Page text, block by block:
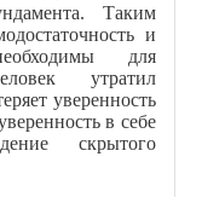
Таким
и
для
утратил
уверенность
в себе
дение скрытого